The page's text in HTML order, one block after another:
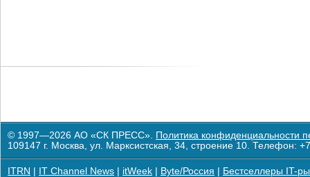
© 1997—2026 АО «СК ПРЕСС». Политика конфиденциальности
109147 г. Москва, ул. Марксистская, 34, строение 10. Телефон:
ITRN IT Channel News itWeek Byte/Россия Бестселлеры IT-